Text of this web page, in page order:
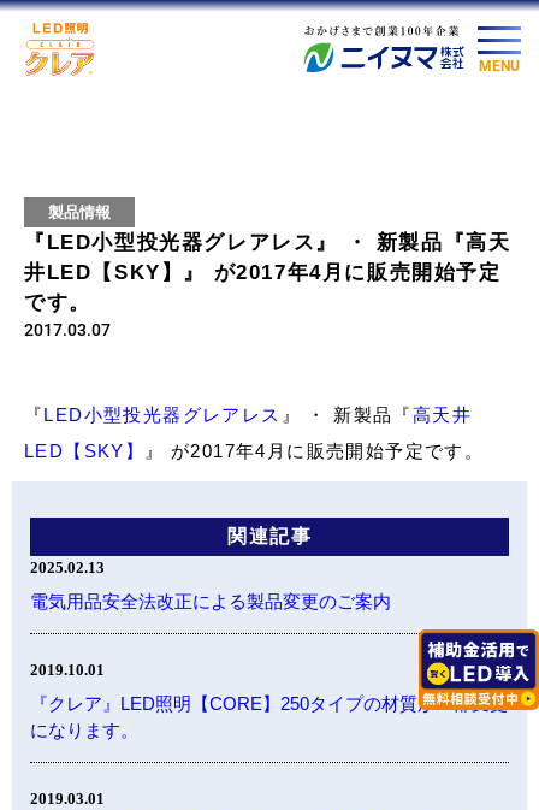
MENU
製品情報
『LED小型投光器グレアレス』 ・ 新製品『高天
井LED【SKY】』 が2017年4月に販売開始予定
です。
2017.03.07
『LED小型投光器グレアレス 』 ・ 新製品『高天井
LED【SKY】
』 が2017年4月に販売開始予定です。
関連記事
2025.02.13
電気用品安全法改正による製品変更のご案内
2019.10.01
『クレア』LED照明【CORE】250タイプの材質が一部変更
になります。
2019.03.01